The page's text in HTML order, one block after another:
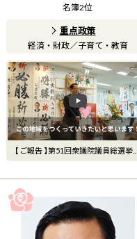
名簿2位
重点政策
経済・財政／子育て・教育
【 ご報告 】第51回衆議院議員総選挙
当選